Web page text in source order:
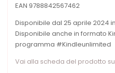
EAN 9788842567462
Disponibile dal 25 aprile 2024
Disponibile anche in formato
programma #Kindleunlimited
Vai alla scheda del prodotto